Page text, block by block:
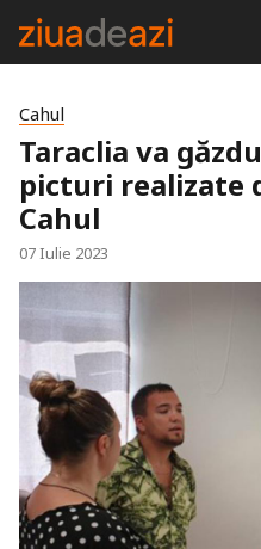
Cahul
Taraclia va
picturi realizate
Cahul
07 Iulie 2023